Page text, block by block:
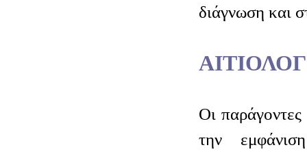
διάγνωση και
Οι παράγοντες
την